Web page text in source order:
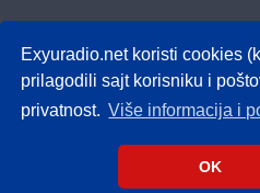
Exyuradio.net koristi cookies
prilagodili sajt korisniku i
privatnost. Više informacija i
OK
© 2012 - 2026! exyuradio.net -
created by IMS.RS
Srbija
Hrvatska BiH Crna Gora